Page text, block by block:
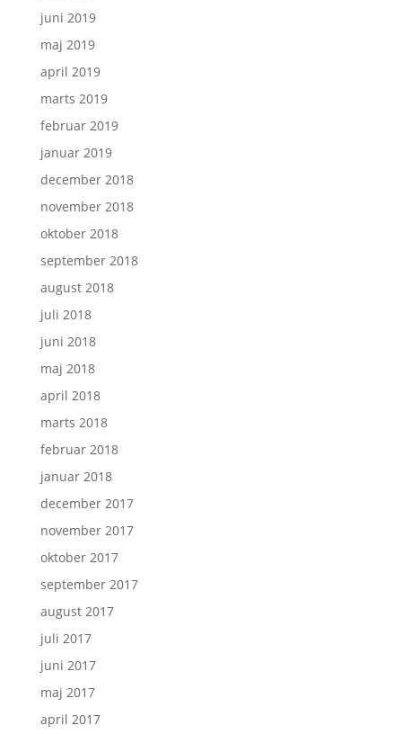
juni 2019
maj 2019
april 2019
marts 2019
februar 2019
januar 2019
december 2018
november 2018
oktober 2018
september 2018
august 2018
juli 2018
juni 2018
maj 2018
april 2018
marts 2018
februar 2018
januar 2018
december 2017
november 2017
oktober 2017
september 2017
august 2017
juli 2017
juni 2017
maj 2017
april 2017